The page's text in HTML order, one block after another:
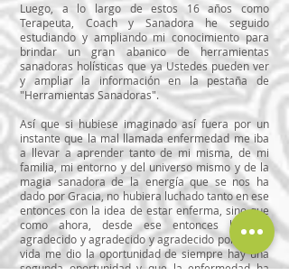
Luego, a lo largo de estos 16 años como
Terapeuta, Coach y Sanadora he seguido
estudiando y ampliando mi conocimiento para
brindar un gran abanico de herramientas
sanadoras holísticas que ya Ustedes pueden ver
y ampliar la información en la pestaña de
"Herramientas Sanadoras".
Así que si hubiese imaginado así fuera por un
instante que la mal llamada enfermedad me iba
a llevar a aprender tanto de mi misma, de mi
familia, mi entorno y del universo mismo y de la
magia sanadora de la energía que se nos ha
dado por Gracia, no hubiera luchado tanto en ese
entonces con la idea de estar enferma, sino que
como ahora, desde ese entonces hubiese
agradecido y agradecido y agradecido por que la
vida me dio la oportunidad de siempre hay una
segunda oportunidad y que la enfermedad ha